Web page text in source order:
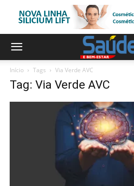
Início Tags Via Verde AVC
Tag: Via Verde AVC